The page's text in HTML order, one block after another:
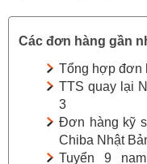
Các đơn hàng gần
Tổng hợp đơn
TTS quay lại
3
Đơn hàng kỹ
Chiba Nhật
Tuyển 9